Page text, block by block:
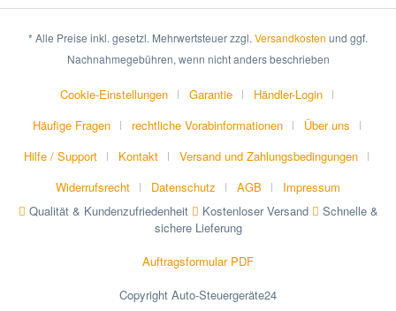
* Alle Preise inkl. gesetzl. Mehrwertsteuer zzgl. Versandkosten und ggf.
Nachnahmegebühren, wenn nicht anders beschrieben
Cookie-Einstellungen Garantie
Händler-Login
Häufige Fragen
rechtliche Vorabinformationen
Über uns
Hilfe / Support
Kontakt
Versand und Zahlungsbedingungen
Widerrufsrecht
Datenschutz AGB
Impressum
Qualität & Kundenzufriedenheit
Kostenloser Versand
Schnelle &
sichere Lieferung
Auftragsformular PDF
Copyright Auto-Steuergeräte24